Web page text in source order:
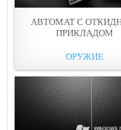
АВТОМАТ С
ПРИКЛАДOМ
ОРУЖИЕ